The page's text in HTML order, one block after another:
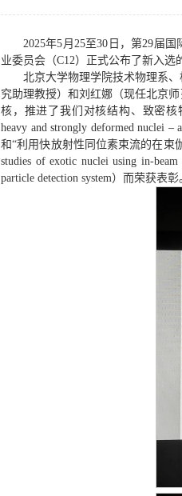
2025年5月25至30日，第29届
业委员会（C12）正式公布了新入选
北京大学物理学院技术物理系
究助理教授）和刘红娜（现任北京
核，推进了我们对核结构、致密核
heavy and strongly deformed nuclei –
和“利用快放射性同位素束流的在束
studies of exotic nuclei using in-
particle detection system）而荣获表彰